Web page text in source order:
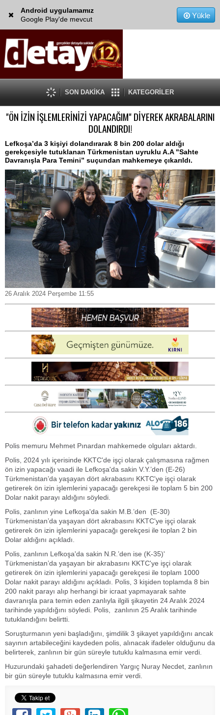
Android uygulamamız
Google Play'de mevcut
Yükle
SON DAKİKA KATEGORİLER
"ÖN İZİN İŞLEMLERİNİZİ YAPACAĞIM" DİYEREK AKRABALARINI
DOLANDIRDI!
Lefkoşa’da 3 kişiyi dolandırarak 8 bin 200 dolar aldığı
gerekçesiyle tutuklanan Türkmenistan uyruklu A.A "Sahte
Davranışla Para Temini” suçundan mahkemeye çıkarıldı.
26 Aralık 2024 Perşembe 11:55
Polis memuru Mehmet Pınardan mahkemede olguları aktardı.
Polis, 2024 yılı içerisinde KKTC'de işçi olarak çalışmasına rağmen
ön izin yapacağı vaadi ile Lefkoşa'da sakin V.Y.’den (E-26)
Türkmenistan’da yaşayan dört akrabasını KKTC'ye işçi olarak
getirerek ön izin işlemlerini yapacağı gerekçesi ile toplam 5 bin 200
Dolar nakit parayı aldığını söyledi.
Polis, zanlının yine Lefkoşa'da sakin M.B.’den (E-30)
Türkmenistan’da yaşayan dört akrabasını KKTC'ye işçi olarak
getirerek ön izin işlemlerini yapacağı gerekçesi ile toplan 2 bin
Dolar aldığını açıkladı.
Polis, zanlının Lefkoşa'da sakin N.R.’den ise (K-35)'
Türkmenistan’da yaşayan bir akrabasını KKTC'ye işçi olarak
getirerek ön izin işlemlerini yapacağı gerekçesi ile toplam 1000
Dolar nakit parayı aldığını açıkladı. Polis, 3 kişiden toplamda 8 bin
200 nakit parayı alıp herhangi bir icraat yapmayarak sahte
davranışla para temin eden zanlıyla ilgili şikayetin 24 Aralık 2024
tarihinde yapıldığını söyledi. Polis, zanlının 25 Aralık tarihinde
tutuklandığını belirtti.
Soruşturmanın yeni başladığını, şimdilik 3 şikayet yapıldığını ancak
sayının artabileceğini kaydeden polis, alınacak ifadeler olduğunu da
belirterek, zanlının bir gün süreyle tutuklu kalmasına emir verdi.
Huzurundaki şahadeti değerlendiren Yargıç Nuray Necdet, zanlının
bir gün süreyle tutuklu kalmasına emir verdi.